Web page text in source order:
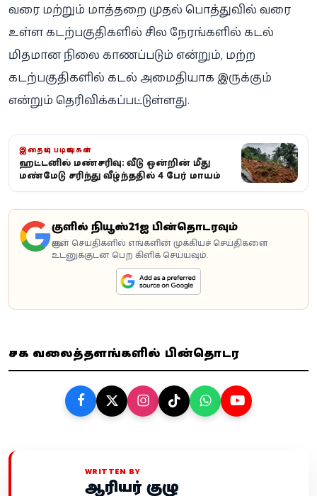
வரை மற்றும் மாத்தறை முதல் பொத்துவில் வரை
உள்ள கடற்பகுதிகளில் சில நேரங்களில் கடல்
மிதமான நிலை காணப்படும் என்றும், மற்ற
கடற்பகுதிகளில் கடல் அமைதியாக இருக்கும்
என்றும் தெரிவிக்கப்பட்டுள்ளது.
இதையும் படியுங்கள்
ஹட்டனில் மண்சரிவு: வீடு ஒன்றின் மீது
மண்மேடு சரிந்து வீழ்ந்ததில் 4 பேர் மாயம்
கூகுளில் நியூஸ்21ஐ பின்தொடரவும்
கூகுள் செய்திகளில் எங்களின் முக்கியச் செய்திகளை
உடனுக்குடன் பெற கிளிக் செய்யவும்.
சமூக வலைத்தளங்களில் பின்தொடர
WRITTEN BY
ஆசிரியர் குழு